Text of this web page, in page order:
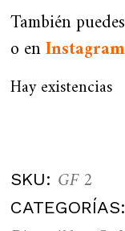
También
o enInstagram
Hay existencias
SKU: GF 2
CATEGORÍAS: